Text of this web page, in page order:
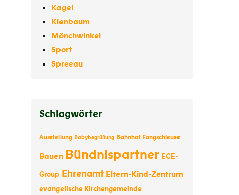
Kagel
Kienbaum
Mönchwinkel
Sport
Spreeau
Schlagwörter
Ausstellung Babybegrüßung Bahnhof Fangschleuse
Bauen Bündnispartner ECE-
Group Ehrenamt Eltern-Kind-Zentrum
evangelische Kirchengemeinde